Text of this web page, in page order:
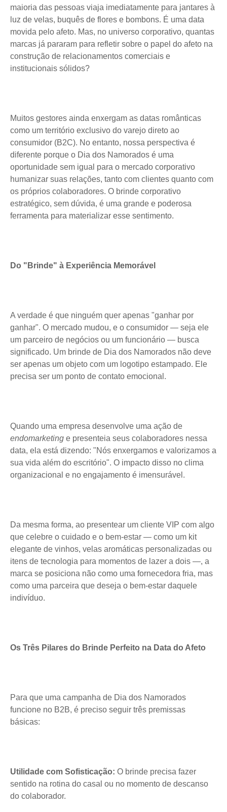
maioria das pessoas viaja imediatamente para jantares à
luz de velas, buquês de flores e bombons. É uma data
movida pelo afeto. Mas, no universo corporativo, quantas
marcas já pararam para refletir sobre o papel do afeto na
construção de relacionamentos comerciais e
institucionais sólidos?
Muitos gestores ainda enxergam as datas românticas
como um território exclusivo do varejo direto ao
consumidor (B2C). No entanto, nossa perspectiva é
diferente porque o Dia dos Namorados é uma
oportunidade sem igual para o mercado corporativo
humanizar suas relações, tanto com clientes quanto com
os próprios colaboradores. O brinde corporativo
estratégico, sem dúvida, é uma grande e poderosa
ferramenta para materializar esse sentimento.
Do "Brinde" à Experiência Memorável
A verdade é que ninguém quer apenas "ganhar por
ganhar". O mercado mudou, e o consumidor — seja ele
um parceiro de negócios ou um funcionário — busca
significado. Um brinde de Dia dos Namorados não deve
ser apenas um objeto com um logotipo estampado. Ele
precisa ser um ponto de contato emocional.
Quando uma empresa desenvolve uma ação de
endomarketing e presenteia seus colaboradores nessa
data, ela está dizendo: "Nós enxergamos e valorizamos a
sua vida além do escritório". O impacto disso no clima
organizacional e no engajamento é imensurável.
Da mesma forma, ao presentear um cliente VIP com algo
que celebre o cuidado e o bem-estar — como um kit
elegante de vinhos, velas aromáticas personalizadas ou
itens de tecnologia para momentos de lazer a dois —, a
marca se posiciona não como uma fornecedora fria, mas
como uma parceira que deseja o bem-estar daquele
indivíduo.
Os Três Pilares do Brinde Perfeito na Data do Afeto
Para que uma campanha de Dia dos Namorados
funcione no B2B, é preciso seguir três premissas
básicas:
Utilidade com Sofisticação: O brinde precisa fazer
sentido na rotina do casal ou no momento de descanso
do colaborador.